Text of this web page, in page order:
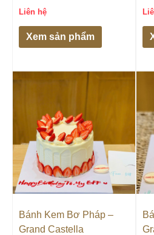
Liên hệ
Xem sản phẩm
Bánh Kem Bơ Pháp –
Grand Castella